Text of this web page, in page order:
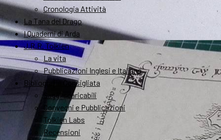
Cronologia Attività
La Tana del Drago
I Quaderni di Arda
J.R.R. Tolkien
La vita
Pubblicazioni Inglesi e Italiane
Bibliografia Consigliata
Saggi scaricabili
Convegni e Pubblicazioni
Tolkien Labs
Recensioni